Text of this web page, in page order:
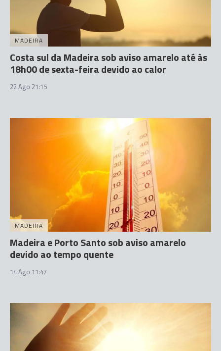
MADEIRA
Costa sul da Madeira sob aviso amarelo até às
18h00 de sexta-feira devido ao calor
22 Ago 21:15
MADEIRA
Madeira e Porto Santo sob aviso amarelo
devido ao tempo quente
14 Ago 11:47